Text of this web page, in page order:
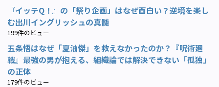
『イッテQ！』の「祭り企画」はなぜ面白い？逆境を楽し
む出川イングリッシュの真髄
199件のビュー
五条悟はなぜ「夏油傑」を救えなかったのか？『呪術廻
戦』最強の男が抱える、組織論では解決できない「孤独」
の正体
179件のビュー